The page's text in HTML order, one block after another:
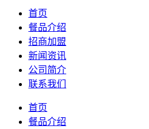
首页
餐品介绍
招商加盟
新闻资讯
公司简介
联系我们
首页
餐品介绍